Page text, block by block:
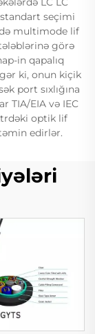
seçimi
multimode lif
görə
in qapalıq
ki, onun kiçik
port sıxlığına
TIA/EIA və IEC
optik lif
edirlər.